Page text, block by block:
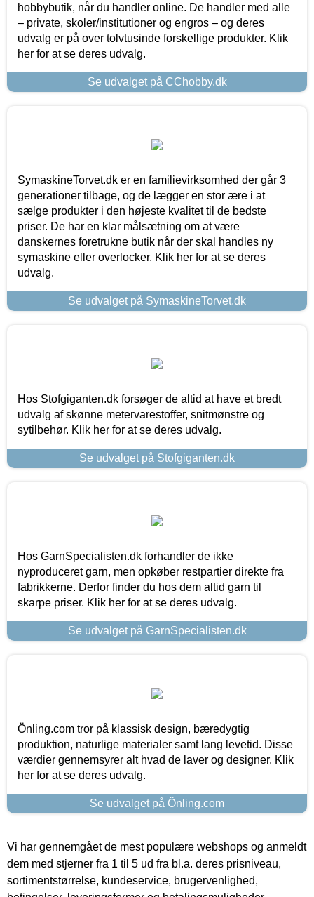
hobbybutik, når du handler online. De handler med alle
– private, skoler/institutioner og engros – og deres
udvalg er på over tolvtusinde forskellige produkter. Klik
her for at se deres udvalg.
Se udvalget på CChobby.dk
SymaskineTorvet.dk er en familievirksomhed der går 3
generationer tilbage, og de lægger en stor ære i at
sælge produkter i den højeste kvalitet til de bedste
priser. De har en klar målsætning om at være
danskernes foretrukne butik når der skal handles ny
symaskine eller overlocker. Klik her for at se deres
udvalg.
Se udvalget på SymaskineTorvet.dk
Hos Stofgiganten.dk forsøger de altid at have et bredt
udvalg af skønne metervarestoffer, snitmønstre og
sytilbehør. Klik her for at se deres udvalg.
Se udvalget på Stofgiganten.dk
Hos GarnSpecialisten.dk forhandler de ikke
nyproduceret garn, men opkøber restpartier direkte fra
fabrikkerne. Derfor finder du hos dem altid garn til
skarpe priser. Klik her for at se deres udvalg.
Se udvalget på GarnSpecialisten.dk
Önling.com tror på klassisk design, bæredygtig
produktion, naturlige materialer samt lang levetid. Disse
værdier gennemsyrer alt hvad de laver og designer. Klik
her for at se deres udvalg.
Se udvalget på Önling.com
Vi har gennemgået de mest populære webshops og anmeldt
dem med stjerner fra 1 til 5 ud fra bl.a. deres prisniveau,
sortimentstørrelse, kundeservice, brugervenlighed,